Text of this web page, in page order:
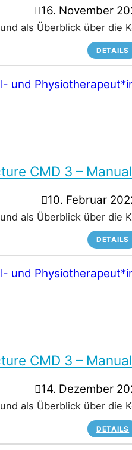
16. November
als Überblick über
DETAILS
CMD 3 –
10. Februar
als Überblick über
DETAILS
CMD 3 –
14. Dezember
als Überblick über
DETAILS